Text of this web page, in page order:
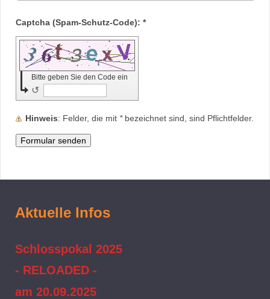
Captcha (Spam-Schutz-Code): *
Bitte geben Sie den Code ein
↺
Hinweis : Felder, die mit *bezeichnet sind, sind Pflichtfelder.
Aktuelle Infos
Schlosspokal 2025
- RELOADED -
am 20.09.2025